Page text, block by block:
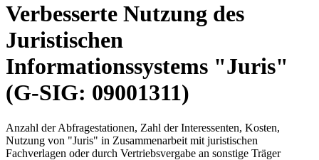
Verbesserte Nutzung des
Juristischen
Informationssystems "Juris"
(G-SIG: 09001311)
Anzahl der Abfragestationen, Zahl der Interessenten, Kosten,
Nutzung von "Juris" in Zusammenarbeit mit juristischen
Fachverlagen oder durch Vertriebsvergabe an sonstige Träger